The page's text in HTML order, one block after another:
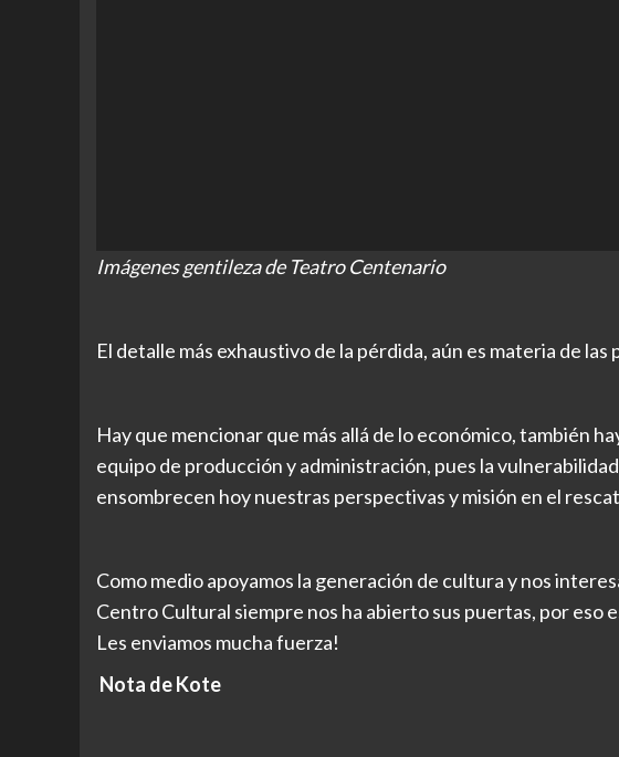
Imágenes gentileza de Teatro Centenario
El detalle más exhaustivo de la pérdida, aún es materia de
Hay que mencionar que más allá de lo económico, también
equipo de producción y administración, pues la
ensombrecen hoy nuestras perspectivas y misión en el
Como medio apoyamos la generación de cultura y nos
Centro Cultural siempre nos ha abierto sus puertas, por eso
Les enviamos mucha fuerza!
Nota de Kote